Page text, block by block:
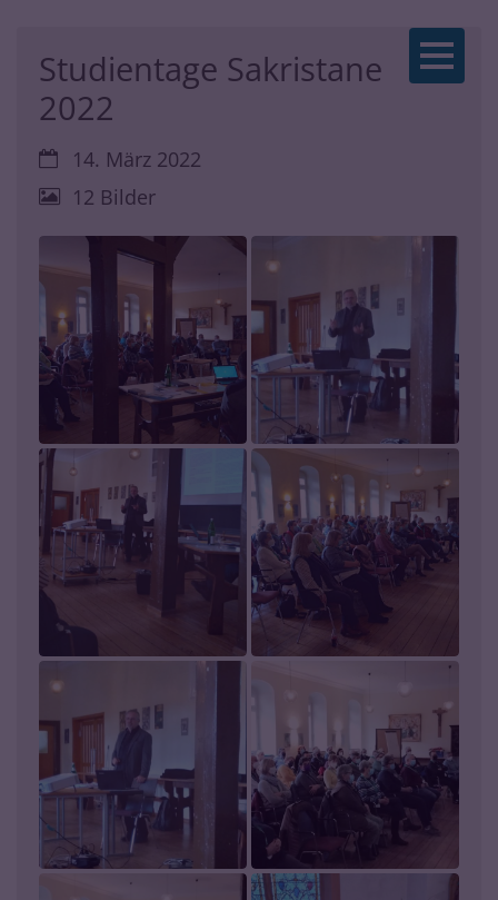
Studientage Sakristane
2022
Datum:14. März 2022
12 Bilder